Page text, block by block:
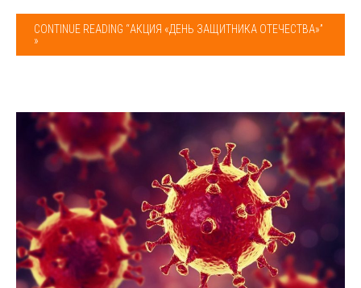
CONTINUE READING “АКЦИЯ «ДЕНЬ ЗАЩИТНИКА ОТЕЧЕСТВА»”
»